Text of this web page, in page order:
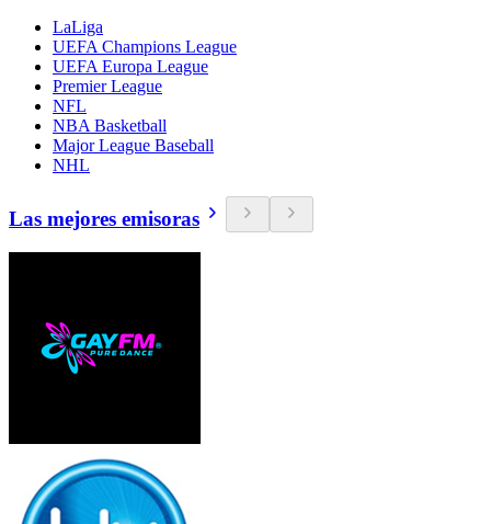
LaLiga
UEFA Champions League
UEFA Europa League
Premier League
NFL
NBA Basketball
Major League Baseball
NHL
Las mejores emisoras